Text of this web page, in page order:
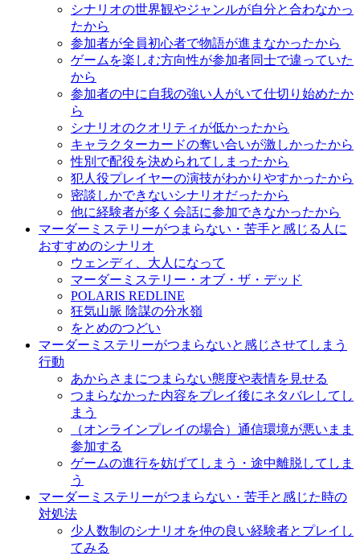
シナリオの世界観やジャンルが自分と合わなかっ
たから
参加者が全員初心者で物語が進まなかったから
ゲームを楽しむ方向性が参加者同士で違っていた
から
参加者の中に自我の強い人がいて仕切り始めたか
ら
シナリオのクオリティが低かったから
キャラクターカードの奪い合いが激しかったから
性別で配役を決められてしまったから
犯人役プレイヤーの演技がわかりやすかったから
密談しかできないシナリオだったから
他に経験者が多く会話に参加できなかったから
マーダーミステリーがつまらない・苦手と感じる人に
おすすめのシナリオ
ウェンディ、大人になって
マーダーミステリー・オブ・ザ・デッド
POLARIS REDLINE
狂気山脈 陰謀の分水嶺
をとめのつどい
マーダーミステリーがつまらないと感じさせてしまう
行動
あからさまにつまらない態度や表情を見せる
つまらなかった内容をプレイ後にネタバレしてし
まう
（オンラインプレイの場合）通信環境が悪いまま
参加する
ゲームの進行を妨げてしまう・途中離脱してしま
う
マーダーミステリーがつまらない・苦手と感じた時の
対処法
少人数制のシナリオを仲の良い経験者とプレイし
てみる